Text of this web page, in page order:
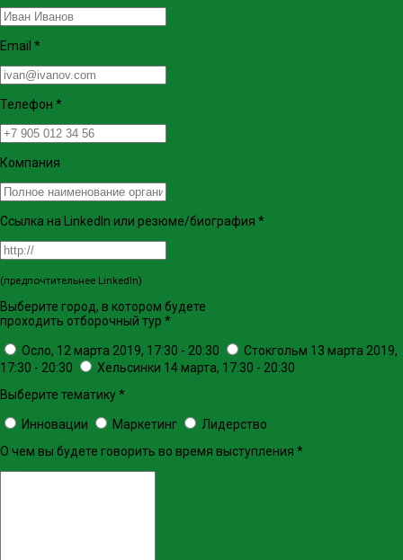
Email *
Телефон *
Компания
Ссылка на LinkedIn или резюме/биография *
(предпочтительнее LinkedIn)
Выберите город, в котором будете
проходить отборочный тур *
Осло, 12 марта 2019, 17:30 - 20:30
Стокгольм 13 марта 2019,
17:30 - 20:30
Хельсинки 14 марта, 17:30 - 20:30
Выберите тематику*
Инновации Маркетинг
Лидерство
О чем вы будете говорить во время выступления *